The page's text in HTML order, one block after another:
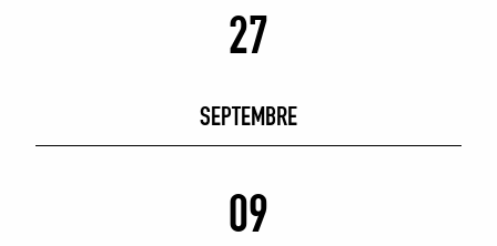
27
SEPTEMBRE
09